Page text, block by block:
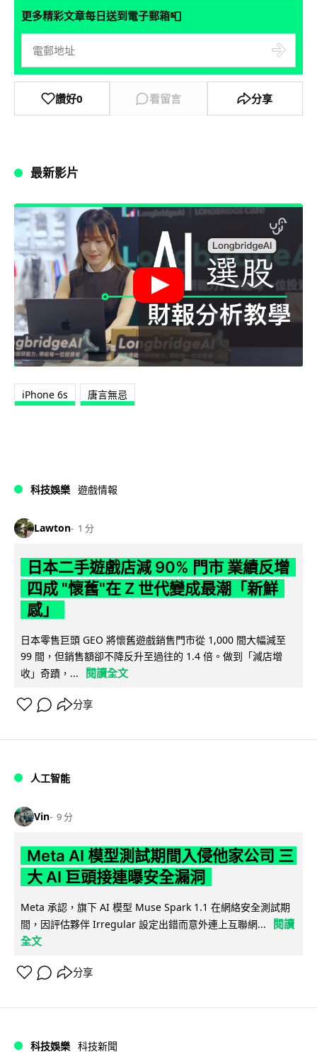
更多精彩文章每日送到電子郵箱📮
讚好0 看留言 分享
最新影片
iPhone 6s 唐言無忌
科技娛樂 遊戲情報
Lawton 1 分
日本二手遊戲店減 90% 門市 業績反增
四成 "懷舊"在 Z 世代變成最潮「新鮮
感」
日本零售巨頭 GEO 將懷舊遊戲銷售門市從 1,000 間大幅減至
99 間，但銷售額卻不降反升至過往的 1.4 倍。做到「減店增
收」奇蹟，...
閱讀全文
分享
人工智能
Vin 9 分
Meta AI 模型測試期間入侵他家公司 三
大 AI 巨頭接連曝安全漏洞
Meta 承認，旗下 AI 模型 Muse Spark 1.1 在網絡安全測試期
間，因評估夥伴 Irregular 設定出錯而意外連上互聯網...
閱讀
全文
分享
科技娛樂 科技新聞